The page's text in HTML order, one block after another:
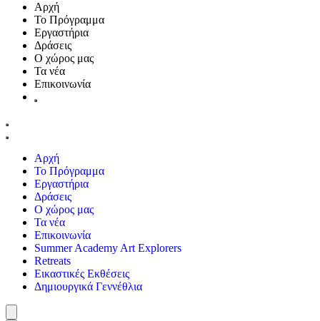
Αρχή
Το Πρόγραμμα
Εργαστήρια
Δράσεις
Ο χώρος μας
Τα νέα
Επικοινωνία
Αρχή
Το Πρόγραμμα
Εργαστήρια
Δράσεις
Ο χώρος μας
Τα νέα
Επικοινωνία
Summer Academy Art Explorers
Retreats
Εικαστικές Εκθέσεις
Δημιουργικά Γεννέθλια